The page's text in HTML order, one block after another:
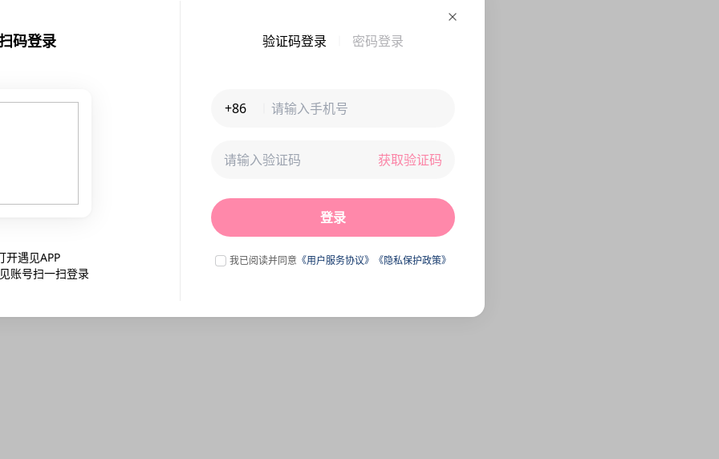
码登录
开遇见APP
账号扫一扫登录
验证码登录 密码登录
+86
获取验证码
登录
我已阅读并同意 《用户服务协议》 《隐私保护政策》